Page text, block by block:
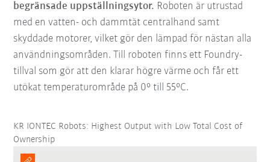
begränsade uppställningsytor. Roboten är utrustad
med en vatten- och dammtät centralhand samt
skyddade motorer, vilket gör den lämpad för nästan alla
användningsområden. Till roboten finns ett Foundry-
tillval som gör att den klarar högre värme och får ett
utökat temperaturområde på 0° till 55°C.
KR IONTEC Robots: Highest Output with Low Total Cost of
Ownership